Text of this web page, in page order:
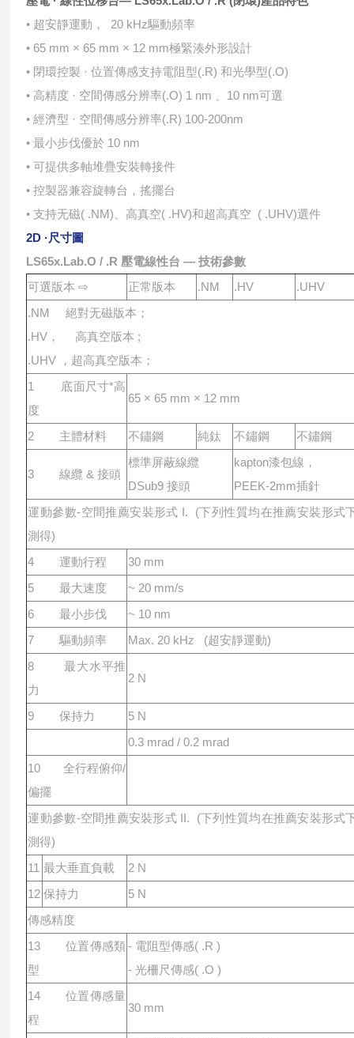
• 超安靜運動， 20 kHz驅動頻率
• 65 mm × 65 mm × 12 mm極緊湊外形設計
• 閉環控製 · 位置傳感⽀持電阻型(.R) 和光學型(.O)
• ⾼精度 · 空間傳感分辨率(.O) 1 nm 、10 nm可選
• 經濟型 · 空間傳感分辨率(.R) 100-200nm
• 最⼩步伐優於 10 nm
• 可提供多軸堆疊安裝轉接件
• 控製器兼容旋轉台，搖擺台
• ⽀持⽆磁( .NM)、⾼真空( .HV)和超⾼真空 ( .UHV)選件
2D ·尺⼨圖
LS65x.Lab.O / .R 壓電線性台 — 技術參數
可選版本 ⇨
正常版本 .NM .HV
.UHV
.NM 絕對⽆磁版本；
.HV， ⾼真空版本 ;
.UHV ，超⾼真空版本；
1 底⾯尺⼨*⾼
度
65 × 65 mm × 12 mm
2 主體材料 不鏽鋼 純鈦 不鏽鋼 不鏽鋼
3 線纜 & 接頭
標準屏蔽線纜
DSub9 接頭
kapton漆包線，
PEEK-2mm插針
運動參數-空間推薦安裝形式 I. (下列性質均在推薦安裝形式
測得)
4 運動⾏程
30 mm
5 最⼤速度
~ 20 mm/s
6 最⼩步伐
~ 10 nm
7 驅動頻率
Max. 20 kHz (超安靜運動)
8 最⼤⽔平推
⼒
2 N
9 保持⼒
5 N
0.3 mrad / 0.2 mrad
10 全⾏程俯仰/
偏擺
運動參數-空間推薦安裝形式 II. (下列性質均在推薦安裝形式
測得)
11 最⼤垂直負載
2 N
12 保持⼒
5 N
傳感精度
13 位置傳感類
型
- 電阻型傳感( .R )
- 光柵尺傳感( .O )
14 位置傳感量
程
30 mm